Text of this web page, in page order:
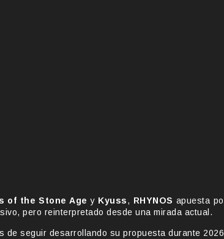
of the Stone Age y Kyuss, RHYNOS apuesta
pero reinterpretado desde una mirada actual.
de seguir desarrollando su propuesta durante